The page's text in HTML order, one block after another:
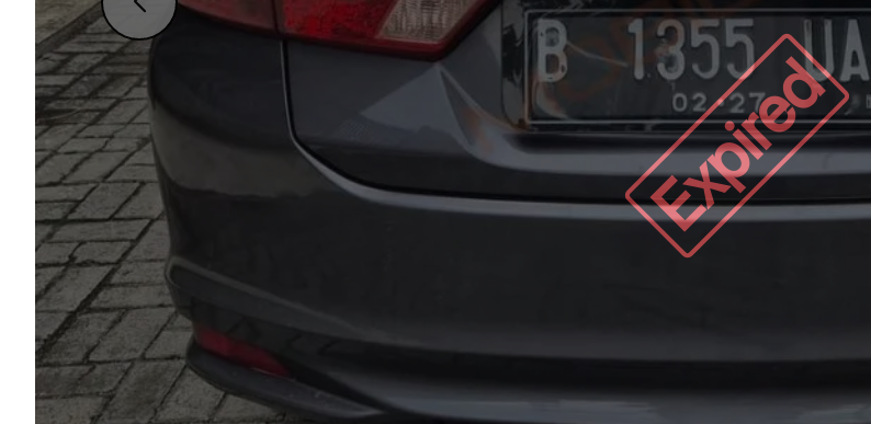
Expired